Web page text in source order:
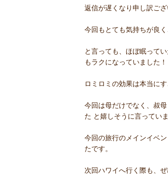
返信が遅くなり申し訳ご
今回もとても気持ちが良
と言っても、ほぼ眠って
もラクになっていました！
ロミロミの効果は本当にす
今回は母だけでなく、叔
た と嬉しそうに言っていま
今回の旅行のメインイベ
たです。
次回ハワイへ行く際も、